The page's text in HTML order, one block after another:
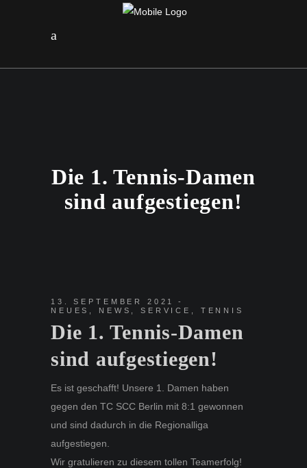
Die 1. Tennis-Damen
sind aufgestiegen!
13. SEPTEMBER 2021
NEUES
NEWS ,SERVICE TENNIS
Die 1. Tennis-Damen
sind aufgestiegen!
Es ist geschafft! Unsere 1. Damen haben
gegen den TC SCC Berlin mit 8:1 gewonnen
und sind dadurch in die Regionalliga
aufgestiegen.
Wir gratulieren zu diesem tollen Teamerfolg!